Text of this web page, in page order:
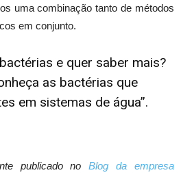
uma combinação tanto de métodos
em conjunto.
e quer saber mais?
as bactérias que
em sistemas de água”.
publicado noBlog da empresa